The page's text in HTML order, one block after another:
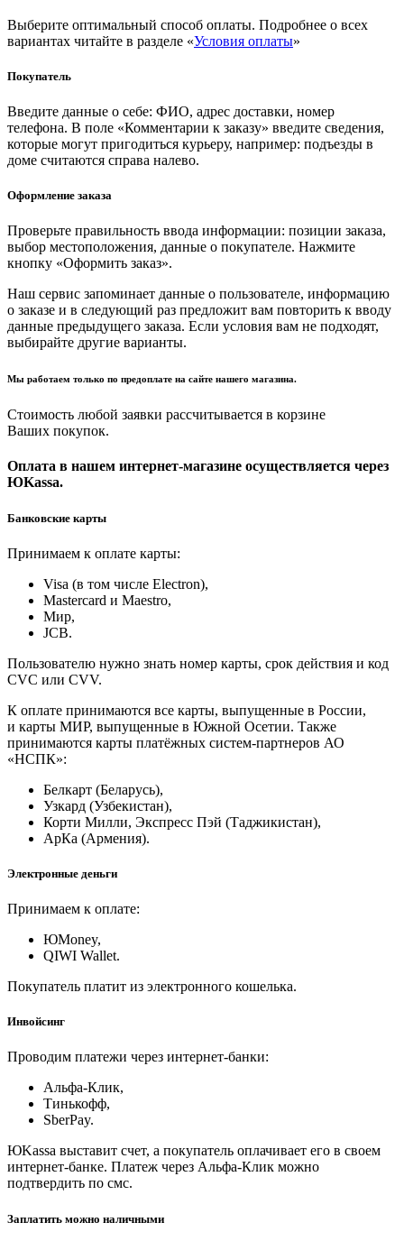
Выберите оптимальный способ оплаты. Подробнее о всех
вариантах читайте в разделе «Условия оплаты»
Покупатель
Введите данные о себе: ФИО, адрес доставки, номер
телефона. В поле «Комментарии к заказу» введите сведения,
которые могут пригодиться курьеру, например: подъезды в
доме считаются справа налево.
Оформление заказа
Проверьте правильность ввода информации: позиции заказа,
выбор местоположения, данные о покупателе. Нажмите
кнопку «Оформить заказ».
Наш сервис запоминает данные о пользователе, информацию
о заказе и в следующий раз предложит вам повторить к вводу
данные предыдущего заказа. Если условия вам не подходят,
выбирайте другие варианты.
Мы работаем только по предоплате на сайте нашего магазина.
Стоимость любой заявки рассчитывается в корзине
Ваших покупок.
Оплата в нашем интернет-магазине осуществляется через
ЮKassa.
Банковские карты
Принимаем к оплате карты:
Visa (в том числе Electron),
Masterсard и Maestro,
Мир,
JCB.
Пользователю нужно знать номер карты, срок действия и код
CVC или CVV.
К оплате принимаются все карты, выпущенные в России,
и карты МИР, выпущенные в Южной Осетии. Также
принимаются карты платёжных систем-партнеров АО
«НСПК»:
Белкарт (Беларусь),
Узкард (Узбекистан),
Корти Милли, Экспресс Пэй (Таджикистан),
АрКа (Армения).
Электронные деньги
Принимаем к оплате:
ЮMoney,
QIWI Wallet.
Покупатель платит из электронного кошелька.
Инвойсинг
Проводим платежи через интернет-банки:
Альфа-Клик,
Тинькофф,
SberPay.
ЮKassa выставит счет, а покупатель оплачивает его в своем
интернет-банке. Платеж через Альфа-Клик можно
подтвердить по смс.
Заплатить можно наличными